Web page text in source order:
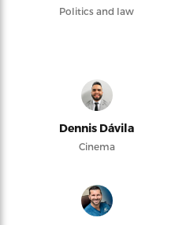
Politics and law
Dennis Dávila
Cinema